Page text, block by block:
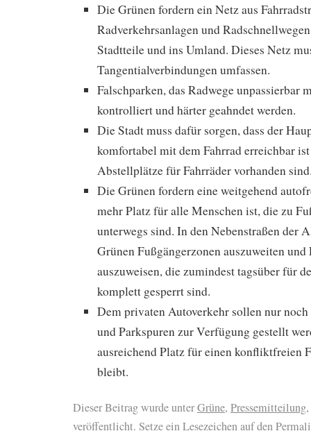
Die Grünen fordern ein Netz aus
Radverkehrsanlagen und
Stadtteile und ins Umland. Dieses Netz
Tangentialverbindungen umfassen.
Falschparken, das Radwege unpassierbar
kontrolliert und härter geahndet werden.
Die Stadt muss dafür sorgen, dass der
komfortabel mit dem Fahrrad erreichbar
Abstellplätze für Fahrräder vorhanden
Die Grünen fordern eine weitgehend
mehr Platz für alle Menschen ist, die zu
unterwegs sind. In den Nebenstraßen der
Grünen Fußgängerzonen auszuweiten und
auszuweisen, die zumindest tagsüber für
komplett gesperrt sind.
Dem privaten Autoverkehr sollen nur noch
und Parkspuren zur Verfügung gestellt
ausreichend Platz für einen konfliktfreien
bleibt.
Dieser Beitrag wurde unterGrüne, Pressemitteilung,
veröffentlicht. Setze ein Lesezeichen auf den